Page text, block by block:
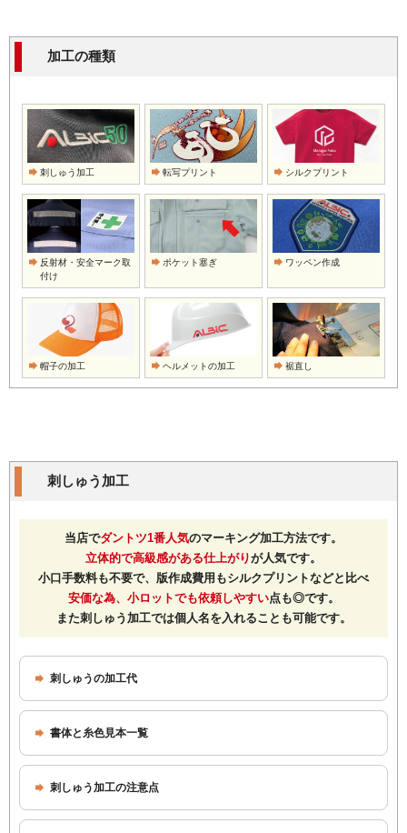
加工の種類
刺しゅう加工 転写プリント シルクプリント
反射材・安全マーク取
付け
ポケット塞ぎ ワッペン作成
帽子の加工 ヘルメットの加工 裾直し
刺しゅう加工
当店でダントツ1番人気のマーキング加工方法です。
立体的で高級感がある仕上がりが人気です。
小口手数料も不要で、版作成費用もシルクプリントなどと比べ
安価な為、小ロットでも依頼しやすい点も◎です。
また刺しゅう加工では個人名を入れることも可能です。
刺しゅうの加工代
書体と糸色見本一覧
刺しゅう加工の注意点